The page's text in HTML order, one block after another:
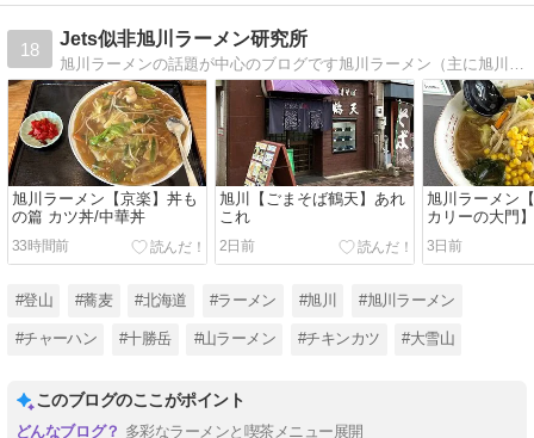
18
Jets似非旭川ラーメン研究所
旭川ラーメン【京楽】丼も
の篇 カツ丼/中華丼
33時間前
旭川【ごまそば鶴天】あれ
これ
2日前
旭川ラーメン
カリーの大門
3日前
#登山 #蕎麦 #北海道 #ラーメン #旭川 #旭川ラーメン
#チャーハン #十勝岳 #山ラーメン #チキンカツ #大雪山
このブログのここがポイント
多彩なラーメンと喫茶メニュー展開